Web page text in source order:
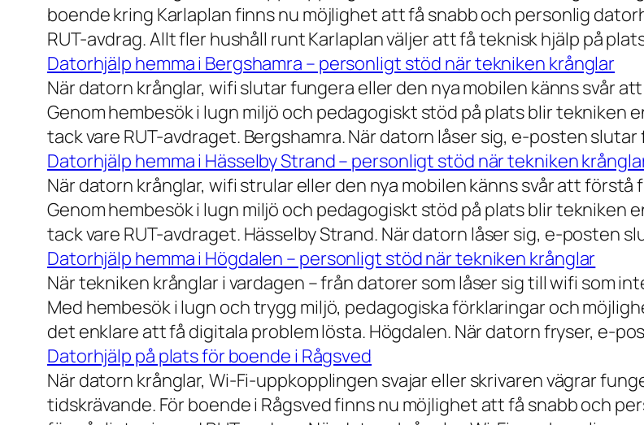
boende kring Karlaplan finns nu möjlighet att få snabb och personlig
RUT-avdrag. Allt fler hushåll runt Karlaplan väljer att få teknisk hjälp på
Datorhjälp hemma i Bergshamra – personligt stöd när tekniken krånglar
När datorn krånglar, wifi slutar fungera eller den nya mobilen känns svår
Genom hembesök i lugn miljö och pedagogiskt stöd på plats blir tekniken
tack vare RUT-avdraget. Bergshamra. När datorn låser sig, e-posten
Datorhjälp hemma i Hässelby Strand – personligt stöd när tekniken
När datorn krånglar, wifi strular eller den nya mobilen känns svår att
Genom hembesök i lugn miljö och pedagogiskt stöd på plats blir tekniken
tack vare RUT-avdraget. Hässelby Strand. När datorn låser sig, e-posten
Datorhjälp hemma i Högdalen – personligt stöd när tekniken krånglar
När tekniken krånglar i vardagen – från datorer som låser sig till wifi som
Med hembesök i lugn och trygg miljö, pedagogiska förklaringar och
det enklare att få digitala problem lösta. Högdalen. När datorn fryser, e-
Datorhjälp på plats för boende i Rågsved
När datorn krånglar, Wi-Fi-uppkopplingen svajar eller skrivaren vägrar
tidskrävande. För boende i Rågsved finns nu möjlighet att få snabb och